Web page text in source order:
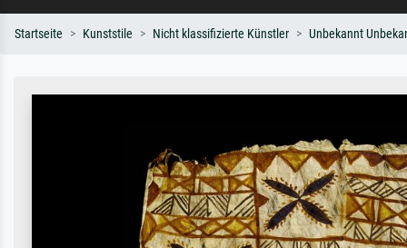
Startseite Kunststile Nicht klassifizierte Künstler Unbekannt